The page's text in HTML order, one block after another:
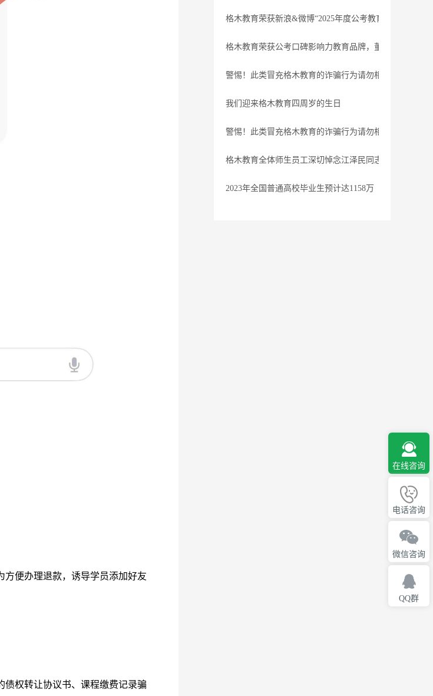
便办理退款，诱导学员添加好友
权转让协议书、课程缴费记录骗
格木教育荣获新浪&微博“2025年度公考教育领导力品牌”
格木教育荣获公考口碑影响力教育品牌，董事长接受腾
警惕！此类冒充格木教育的诈骗行为请勿相信
我们迎来格木教育四周岁的生日
警惕！此类冒充格木教育的诈骗行为请勿相信
格木教育全体师生员工深切悼念江泽民同志
2023年全国普通高校毕业生预计达1158万
在线咨询
电话咨询
微信咨询
QQ群